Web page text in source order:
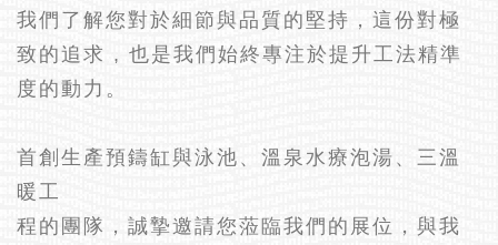
我們了解您對於細節與品質的堅持，這份對極
致的追求 , 也是我們始終專注於提升工法精準
度的動力。
首創生產預鑄缸與泳池、溫泉水療泡湯、三溫
暖工
程的團隊，誠摯邀請您蒞臨我們的展位，與我